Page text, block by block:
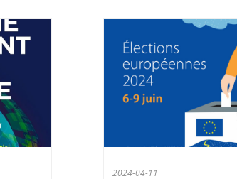
2024-04-11